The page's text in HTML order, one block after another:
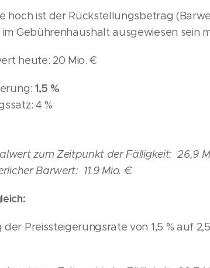
hoch ist der Rückstellungsbetrag
Gebührenhaushalt ausgewiesen sein
heute: 20 Mio. €
1,5 %
4 %
zum Zeitpunkt der Fälligkeit: 26,9
Barwert: 11.9 Mio. €
Preissteigerungsrate von 1,5 % auf